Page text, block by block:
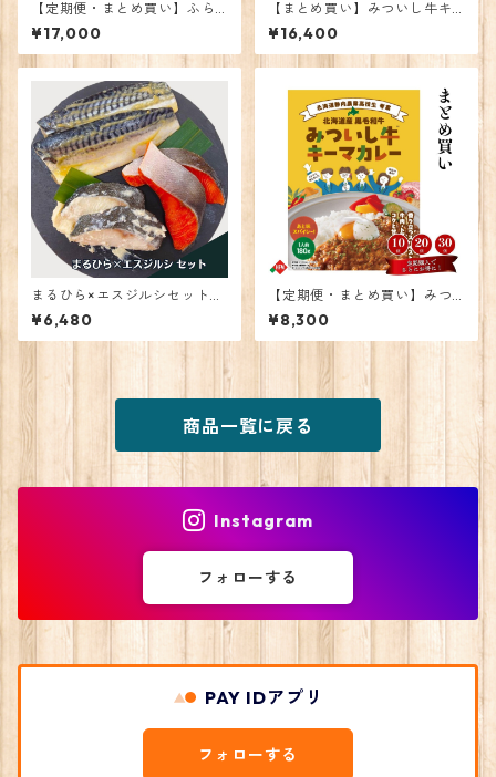
【定期便・まとめ買い】ふら
のワインチェダーチーズカレ
ー 30個
¥17,000
【まとめ買い】みついし牛キ
ーマカレー20個
¥16,400
まるひら×エスジルシセット
(味噌漬け・酒粕漬け・塩鮭の
セット)
¥6,480
【定期便・まとめ買い】みつ
いし牛キーマカレー 10個
¥8,300
商品一覧に戻る
Instagram
フォローする
PAY IDアプリ
フォローする